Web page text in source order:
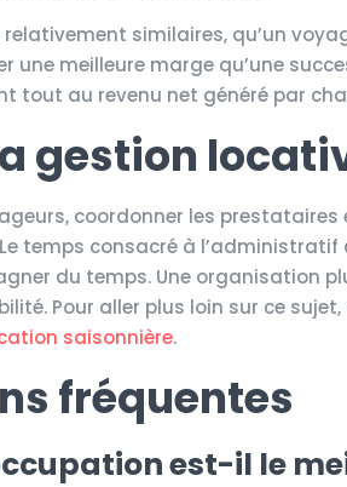
similaires, qu’un
une meilleure marge qu’une
tout au revenu net généré par
gestion
coordonner les
temps consacré à l’administratif
du temps. Une organisation
Pour aller plus loin sur ce
saisonnière.
fréquentes
est-il le